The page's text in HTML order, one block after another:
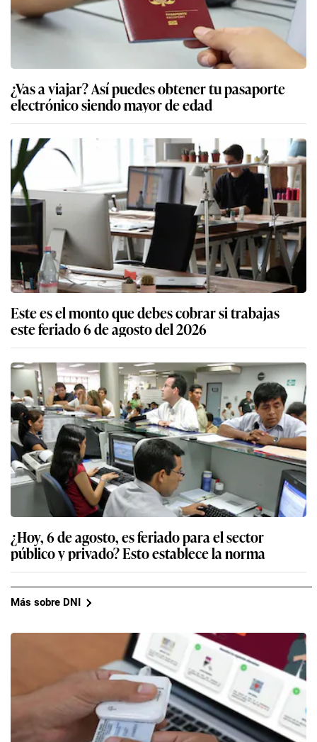
¿Vas a viajar? Así puedes obtener tu pasaporte
electrónico siendo mayor de edad
Este es el monto que debes cobrar si trabajas
este feriado 6 de agosto del 2026
¿Hoy, 6 de agosto, es feriado para el sector
público y privado? Esto establece la norma
Más sobre DNI